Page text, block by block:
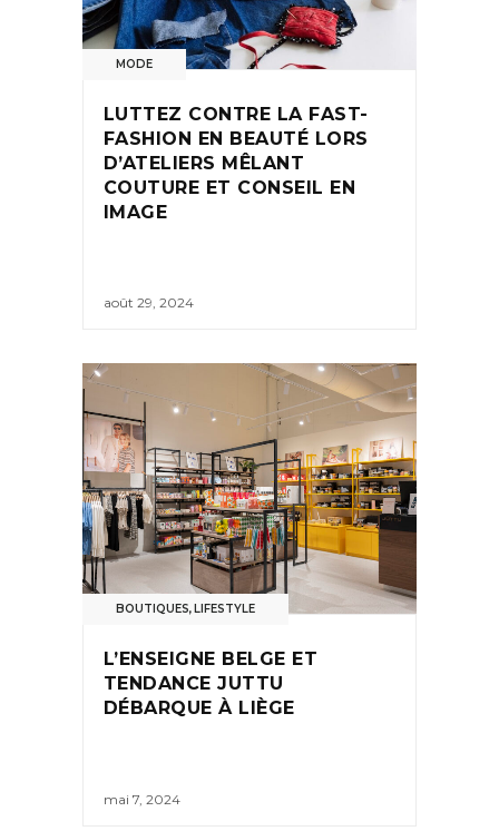
MODE
LUTTEZ CONTRE LA FAST-
FASHION EN BEAUTÉ LORS
D’ATELIERS MÊLANT
COUTURE ET CONSEIL EN
IMAGE
août 29, 2024
BOUTIQUES, LIFESTYLE
L’ENSEIGNE BELGE ET
TENDANCE JUTTU
DÉBARQUE À LIÈGE
mai 7, 2024